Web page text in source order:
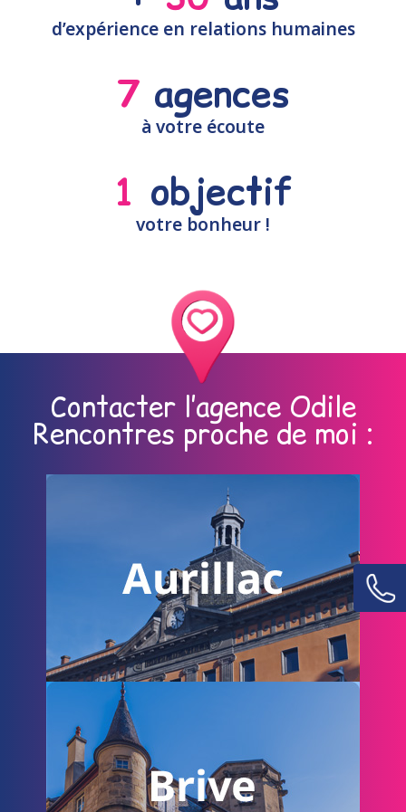
d’expérience en relations humaines
à votre écoute
7 agences
votre bonheur !
1 objectif
Contacter l’agence Odile
Rencontres proche de moi :